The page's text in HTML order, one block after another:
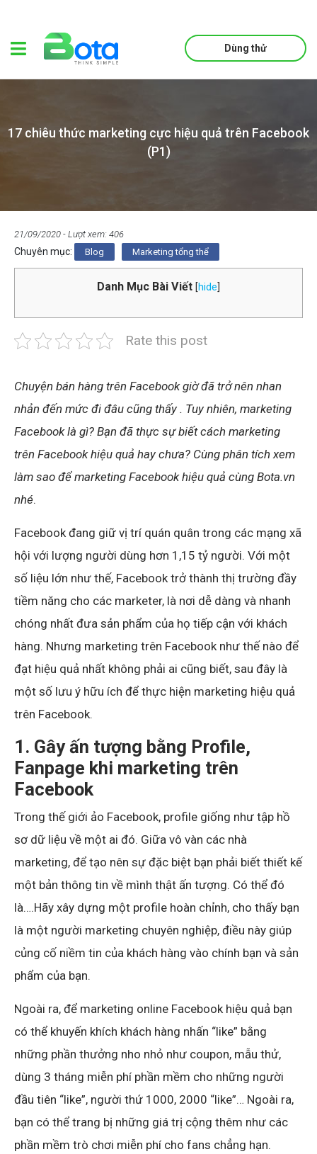
Dùng thử
17 chiêu thức marketing cực hiệu quả trên Facebook
(P1)
21/09/2020 - Lượt xem: 406
Chuyên mục: Blog Marketing tổng thể
Danh Mục Bài Viết [hide
Rate this post
Chuyện bán hàng trên Facebook giờ đã trở nên nhan
nhản đến mức đi đâu cũng thấy . Tuy nhiên, marketing
Facebook là gì? Bạn đã thực sự biết cách marketing
trên Facebook hiệu quả hay chưa? Cùng phân tích xem
làm sao để marketing Facebook hiệu quả cùng Bota.vn
nhé.
Facebook đang giữ vị trí quán quân trong các mạng xã
hội với lượng người dùng hơn 1,15 tỷ người. Với một
số liệu lớn như thế, Facebook trở thành thị trường đầy
tiềm năng cho các marketer, là nơi dễ dàng và nhanh
chóng nhất đưa sản phẩm của họ tiếp cận với khách
hàng. Nhưng marketing trên Facebook như thế nào để
đạt hiệu quả nhất không phải ai cũng biết, sau đây là
một số lưu ý hữu ích để thực hiện marketing hiệu quả
trên Facebook.
1. Gây ấn tượng bằng Profile,
Fanpage khi marketing trên
Facebook
Trong thế giới ảo Facebook, profile giống như tập hồ
sơ dữ liệu về một ai đó. Giữa vô vàn các nhà
marketing, để tạo nên sự đặc biệt bạn phải biết thiết kế
một bản thông tin về mình thật ấn tượng. Có thể đó
là….Hãy xây dựng một profile hoàn chỉnh, cho thấy bạn
là một người marketing chuyên nghiệp, điều này giúp
củng cố niềm tin của khách hàng vào chính bạn và sản
phẩm của bạn.
Ngoài ra, để marketing online Facebook hiệu quả bạn
có thể khuyến khích khách hàng nhấn “like” bằng
những phần thưởng nho nhỏ như coupon, mẫu thử,
dùng 3 tháng miễn phí phần mềm cho những người
đầu tiên “like”, người thứ 1000, 2000 “like”… Ngoài ra,
bạn có thể trang bị những giá trị cộng thêm như các
phần mềm trò chơi miễn phí cho fans chẳng hạn.